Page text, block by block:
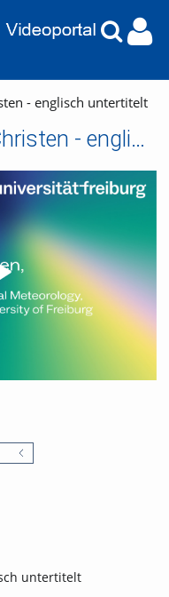
- englisch untertitelt
ZEIT für X - Andreas Christen - englisch untertitelt
untertitelt